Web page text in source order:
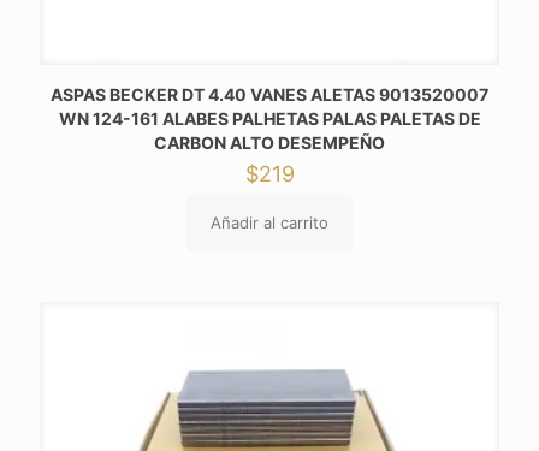
ASPAS BECKER DT 4.40 VANES ALETAS 9013520007
WN 124-161 ALABES PALHETAS PALAS PALETAS DE
CARBON ALTO DESEMPEÑO
$219
Añadir al carrito